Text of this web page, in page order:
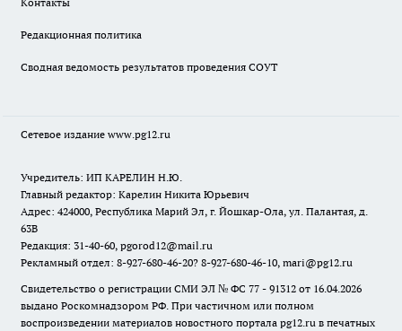
Редакционная политика
Сводная ведомость результатов проведения СОУТ
Сетевое издание www.pg12.ru
Учредитель: ИП КАРЕЛИН Н.Ю.
Главный редактор: Карелин Никита Юрьевич
Адрес: 424000, Республика Марий Эл, г. Йошкар-Ола, ул. Палантая, д.
63В
Редакция: 31-40-60, pgorod12@mail.ru
Рекламный отдел: 8-927-680-46-20? 8-927-680-46-10, mari@pg12.ru
Свидетельство о регистрации СМИ ЭЛ № ФС 77 - 91312 от 16.04.2026
выдано Роскомнадзором РФ. При частичном или полном
воспроизведении материалов новостного портала pg12.ru в печатных